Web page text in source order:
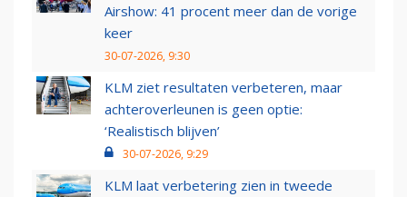
Airshow: 41 procent meer dan de vorige
keer
30-07-2026, 9:30
KLM ziet resultaten verbeteren, maar
achteroverleunen is geen optie:
‘Realistisch blijven’
30-07-2026, 9:29
KLM laat verbetering zien in tweede